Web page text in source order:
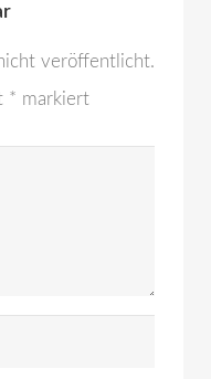
veröffentlicht.
* markiert